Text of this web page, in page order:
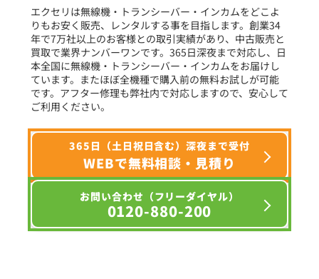
選択条件をリセット
エクセリは無線機・トランシーバー・インカムをどこよ
りもお安く販売、レンタルする事を目指します。創業34
年で7万社以上のお客様との取引実績があり、中古販売と
買取で業界ナンバーワンです。365日深夜まで対応し、日
本全国に無線機・トランシーバー・インカムをお届けし
ています。またほぼ全機種で購入前の無料お試しが可能
です。アフター修理も弊社内で対応しますので、安心して
ご利用ください。
365日（土日祝日含む）深夜まで受付
WEBで無料相談・見積り
お問い合わせ（フリーダイヤル）
0120-880-200